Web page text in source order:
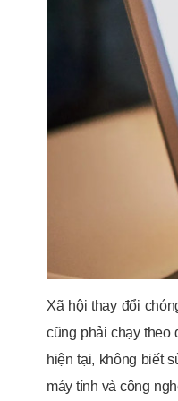
Xã hội thay đổi
cũng phải chạy theo
hiện tại, không biết
máy tính và công